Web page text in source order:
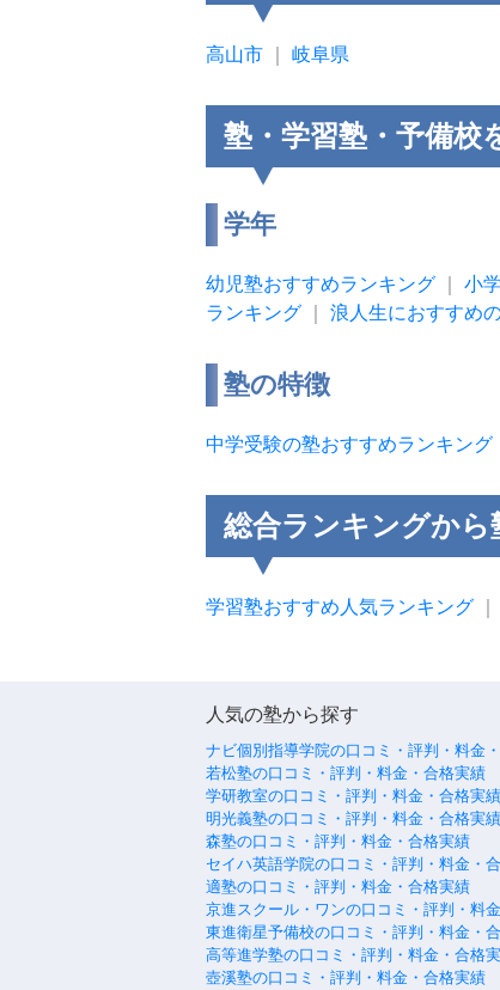
高山市 岐阜県
塾・学習塾・予備校
学年
幼児塾おすすめランキング 小
ランキング
浪人生におすすめ
塾の特徴
中学受験の塾おすすめランキング
総合ランキングから
学習塾おすすめ人気ランキング
人気の塾から探す
ナビ個別指導学院の口コミ・評判・料金
若松塾の口コミ・評判・料金・合格実績
学研教室の口コミ・評判・料金・合格実績
明光義塾の口コミ・評判・料金・合格実績
森塾の口コミ・評判・料金・合格実績
セイハ英語学院の口コミ・評判・料金・
適塾の口コミ・評判・料金・合格実績
京進スクール・ワンの口コミ・評判・料
東進衛星予備校の口コミ・評判・料金・
高等進学塾の口コミ・評判・料金・合格
壺溪塾の口コミ・評判・料金・合格実績